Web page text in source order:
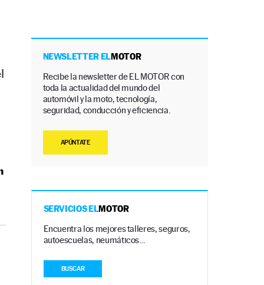
NEWSLETTER ELMOTOR
Recibe la newsletter de EL MOTOR con
toda la actualidad del mundo del
automóvil y la moto, tecnología,
seguridad, conducción y eficiencia.
APÚNTATE
SERVICIOS ELMOTOR
Encuentra los mejores talleres, seguros,
autoescuelas, neumáticos…
BUSCAR